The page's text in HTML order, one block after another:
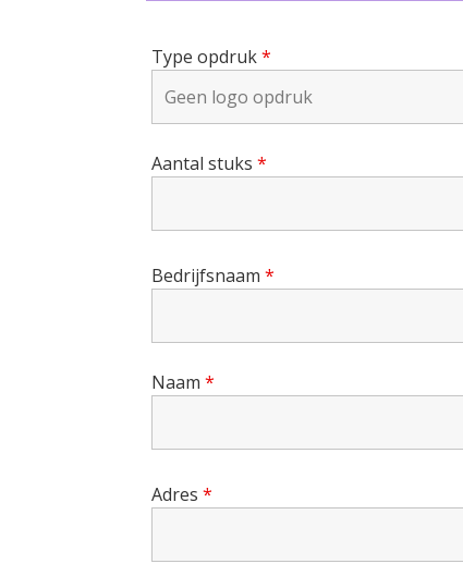
Type opdruk*
Aantal stuks*
Bedrijfsnaam*
Naam*
Adres*